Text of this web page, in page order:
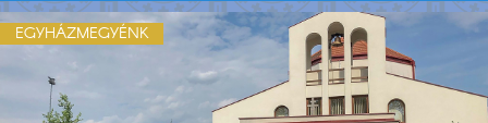
EGYHÁZMEGYÉNK